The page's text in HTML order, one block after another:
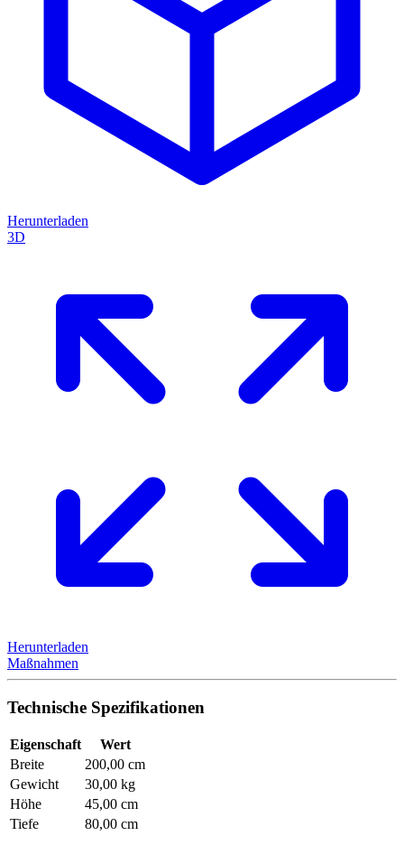
Herunterladen
3D
Herunterladen
Maßnahmen
Technische Spezifikationen
Eigenschaft
Wert
Breite
200,00 cm
Gewicht
30,00 kg
Höhe
45,00 cm
Tiefe
80,00 cm